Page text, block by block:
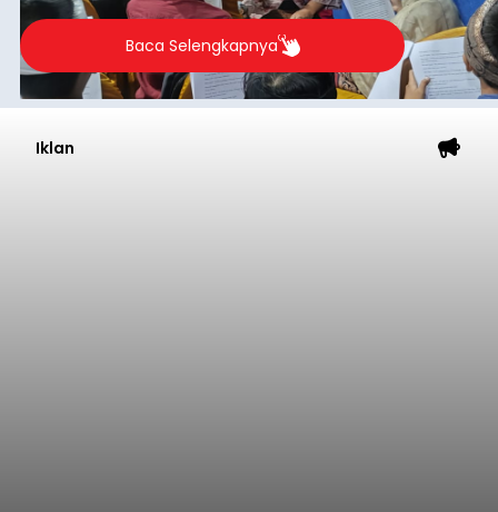
berlangsung selama Agustus hingga September
2026.
Baca Selengkapnya
Iklan